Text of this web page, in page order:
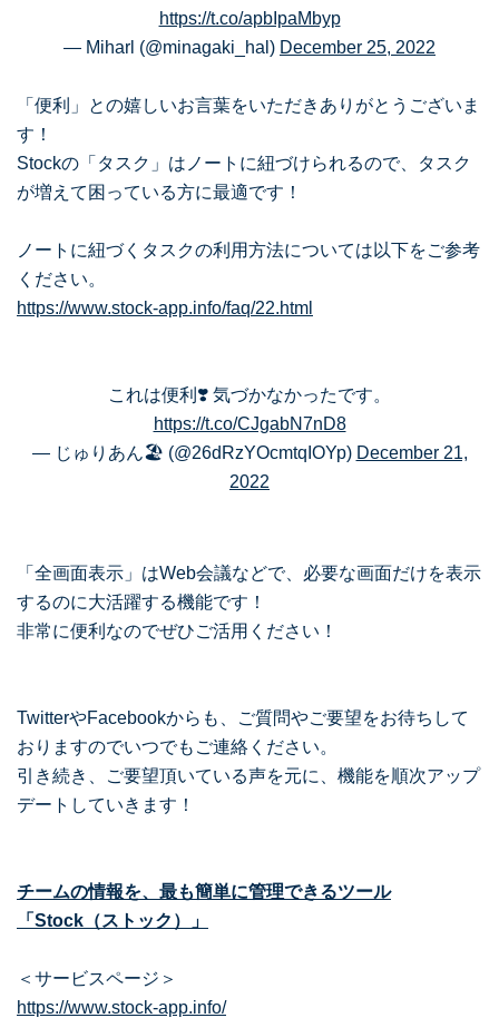
https://t.co/apbIpaMbyp
— Miharl (@minagaki_hal) December 25, 2022
「便利」との嬉しいお言葉をいただきありがとうございま
す！
Stockの「タスク」はノートに紐づけられるので、タスク
が増えて困っている方に最適です！
ノートに紐づくタスクの利用方法については以下をご参考
ください。
https://www.stock-app.info/faq/22.html
これは便利❣️ 気づかなかったです。
https://t.co/CJgabN7nD8
— じゅりあん🏖️ (@26dRzYOcmtqIOYp) December 21,
2022
「全画面表示」はWeb会議などで、必要な画面だけを表示
するのに大活躍する機能です！
非常に便利なのでぜひご活用ください！
TwitterやFacebookからも、ご質問やご要望をお待ちして
おりますのでいつでもご連絡ください。
引き続き、ご要望頂いている声を元に、機能を順次アップ
デートしていきます！
チームの情報を、最も簡単に管理できるツール
「Stock（ストック）」
＜サービスページ＞
https://www.stock-app.info/